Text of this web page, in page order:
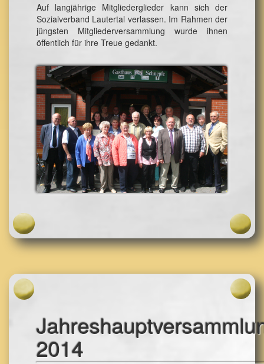
Auf langjährige Mitgliederglieder kann sich der
Sozialverband Lautertal verlassen. Im Rahmen der
jüngsten Mitgliederversammlung wurde ihnen
öffentlich für ihre Treue gedankt.
2014